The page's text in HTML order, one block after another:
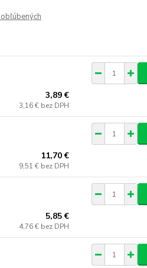
3,89 €
3,16 € bez DPH
11,70 €
9,51 € bez DPH
5,85 €
4,76 € bez DPH